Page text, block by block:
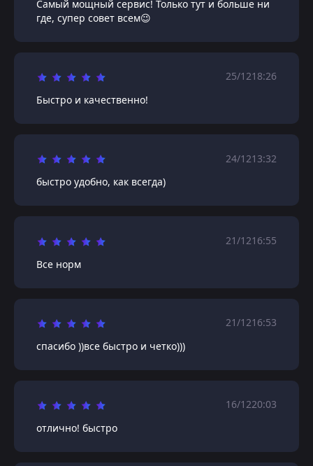
Самый мощный сервис! Только тут и больше ни
где, супер совет всем😉
25/1218:26
Быстро и качественно!
24/1213:32
быстро удобно, как всегда)
21/1216:55
Все норм
21/1216:53
спасибо ))все быстро и четко)))
16/1220:03
отлично! быстро